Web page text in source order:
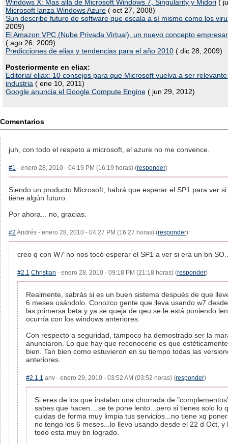
Windows X: Mas allá de Microsoft Windows 7, Singularity y Midori (
Microsoft lanza Windows Azure ( oct 27, 2008)
Sun describe futuro de software que escala a sí mismo como los
2009)
El Amazon VPC (Nube Privada Virtual), un nuevo concepto
( ago 26, 2009)
Predicciones de eliax y tendencias para el año 2010 ( dic 28, 2009)
Posteriormente en eliax:
Editorial eliax: 10 consejos para que Microsoft vuelva a ser
industria ( ene 10, 2011)
Google anuncia el Google Compute Engine ( jun 29, 2012)
Comentarios
juh, con todo el respeto a microsoft, el azure no me convence.
#1 - enero 28, 2010 - 04:19 PM (16:19 horas) (responder)
Siendo un producto Microsoft, habrá que esperar el SP1 para ver
tiene algún futuro.
Por ahora... no, gracias.
#2 Andrés - enero 28, 2010 - 04:27 PM (16:27 horas) (responder)
creo q con W7 no nos tocó esperar el SP1 a ver si era un bn
#2.1 Christian - enero 28, 2010 - 09:18 PM (21:18 horas) (responder)
Realmente, sabrás si es un buen sistema después de que
6 meses usándolo. Conozco gente que lleva usando w7
las primersa beta y ya se queja de qeu se le está poniendo
ocurría con los windows anteriores.
Con respecto a seguridad, tampoco ha demostrado ser la
anunciaron. Lo que hay que reconocerle es que
bien. Tan bien como estuvieron en su tiempo todas las
anteriores.
#2.1.1 anv - enero 29, 2010 - 03:52 AM (03:52 horas) (responder)
Si eres de los que instalan una chorrada de
sabes que hacen....se te pone lento...pero si tienes solo lo
cuidas de forma muy limpia tus servicios...no tiene xq
no tengo los 6 meses...lo llevo usando desde el 22 d Oct, y
todo esta muy bn logrado.